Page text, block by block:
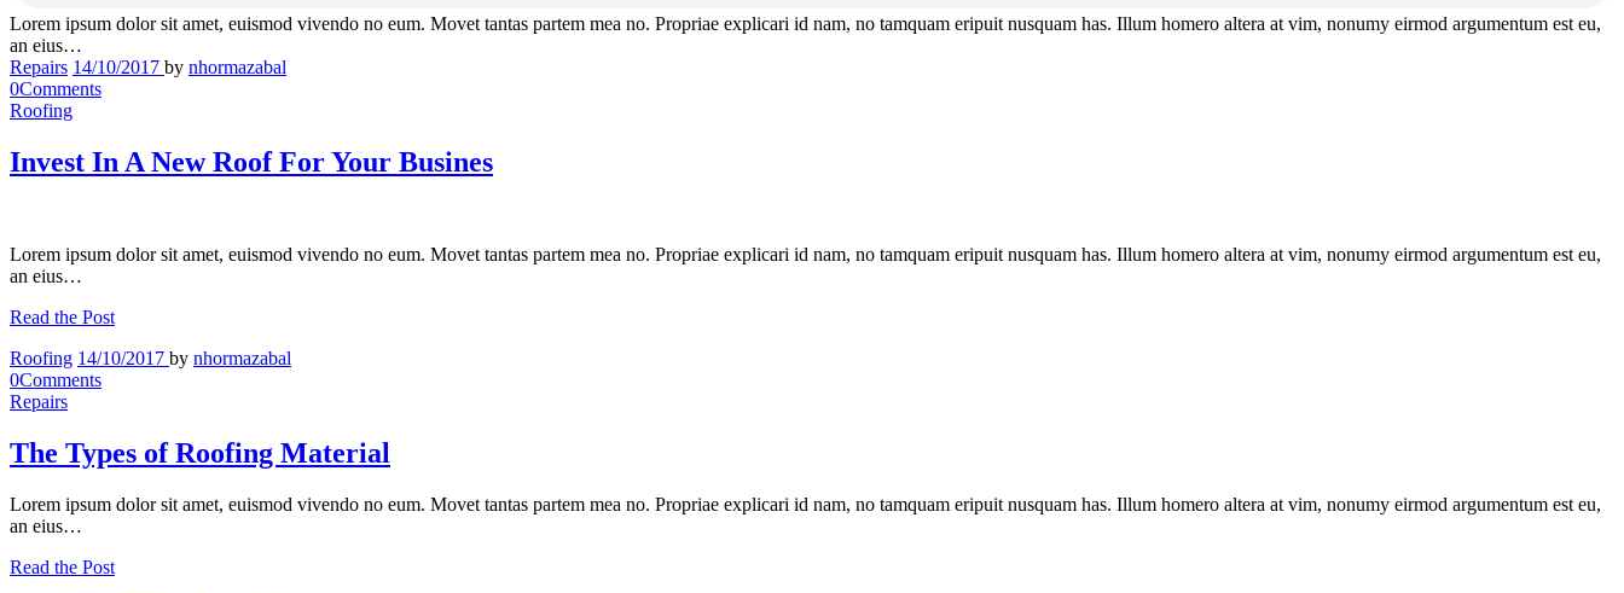
Lorem ipsum dolor sit amet, euismod vivendo no eum. Movet tantas partem mea no. Propriae explicari id nam, no tamquam eripuit nusquam has. Illum homero altera at vim, nonumy eirmod argumentum est eu,
an eius…
Repairs 14/10/2017 by nhormazabal
0Comments
Roofing
Invest In A New Roof For Your Busines
Lorem ipsum dolor sit amet, euismod vivendo no eum. Movet tantas partem mea no. Propriae explicari id nam, no tamquam eripuit nusquam has. Illum homero altera at vim, nonumy eirmod argumentum est eu,
an eius…
Read the Post
Roofing 14/10/2017 by nhormazabal
0Comments
Repairs
The Types of Roofing Material
Lorem ipsum dolor sit amet, euismod vivendo no eum. Movet tantas partem mea no. Propriae explicari id nam, no tamquam eripuit nusquam has. Illum homero altera at vim, nonumy eirmod argumentum est eu,
an eius…
Read the Post